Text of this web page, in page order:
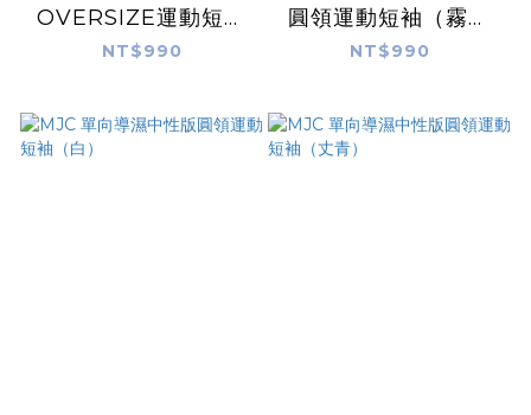
OVERSIZE運動短袖
（灰）
NT$990
圓領運動短袖（霧灰
綠）
NT$990